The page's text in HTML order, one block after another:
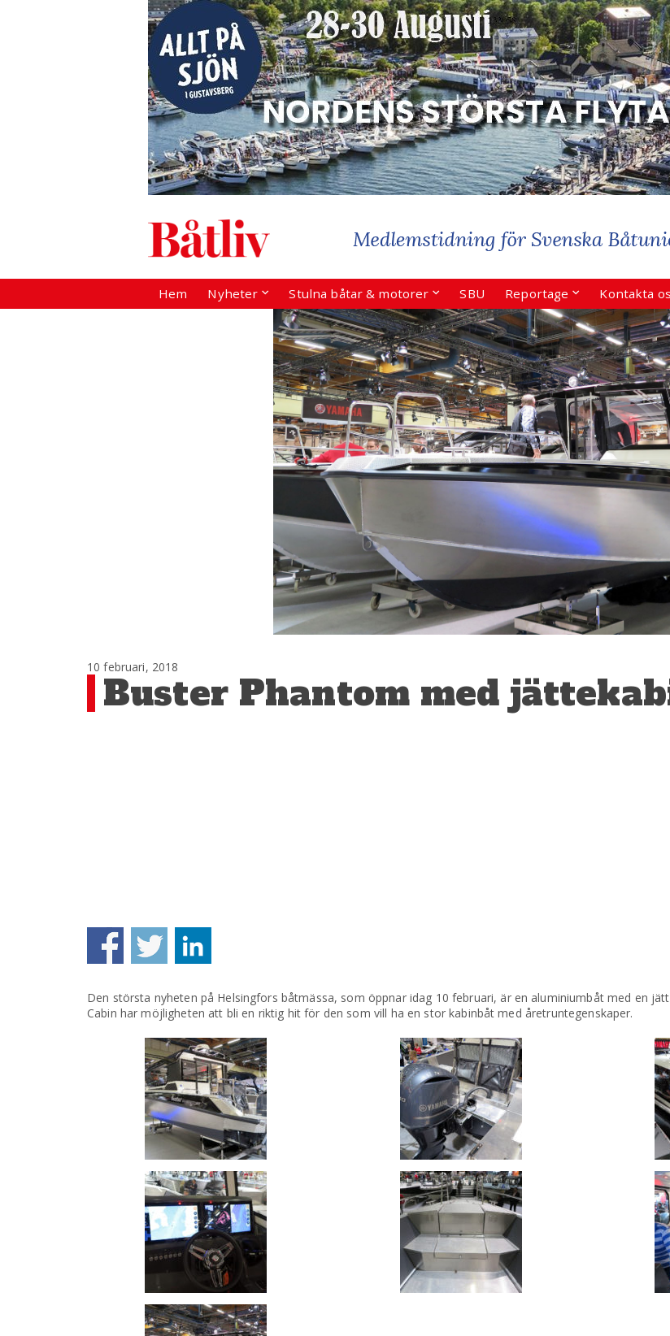
Hem Nyheter Stulna båtar & motorer SBU Reportage Kontakta
10 februari, 2018
Buster Phantom med
Den största nyheten på Helsingfors båtmässa, som öppnar idag 10 februari, är en aluminiumbåt med en
Cabin har möjligheten att bli en riktig hit för den som vill ha en stor kabinbåt med åretruntegenskaper.